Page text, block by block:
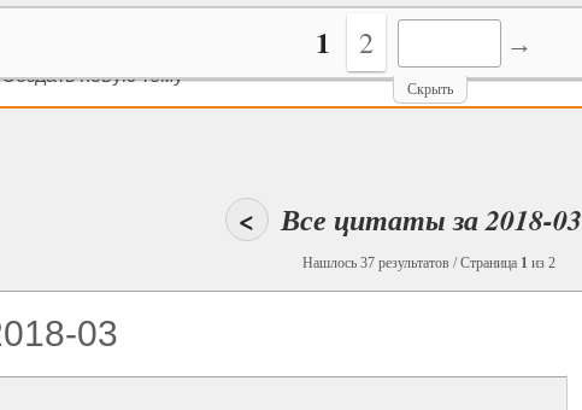
Создать новую тему
< Все цитаты за 2018-03
Нашлось 37 результатов / Страница 1из 2
Скрыть
1 2